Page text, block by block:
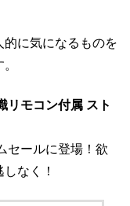
的に気になるものを
リモコン付属 スト
セールに登場！欲
なく！